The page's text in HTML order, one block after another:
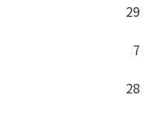
29
7
28